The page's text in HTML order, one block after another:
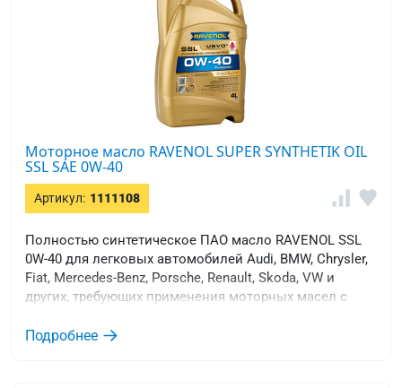
Моторное масло RAVENOL SUPER SYNTHETIK OIL
SSL SAE 0W-40
Артикул: 1111108
Полностью синтетическое ПАО масло RAVENOL SSL
0W-40 для легковых автомобилей Audi, BMW, Chrysler,
Fiat, Mercedes-Benz, Porsche, Renault, Skoda, VW и
других, требующих применения моторных масел с
высоким щелочным числом, и эксплуатируются в
Подробнее